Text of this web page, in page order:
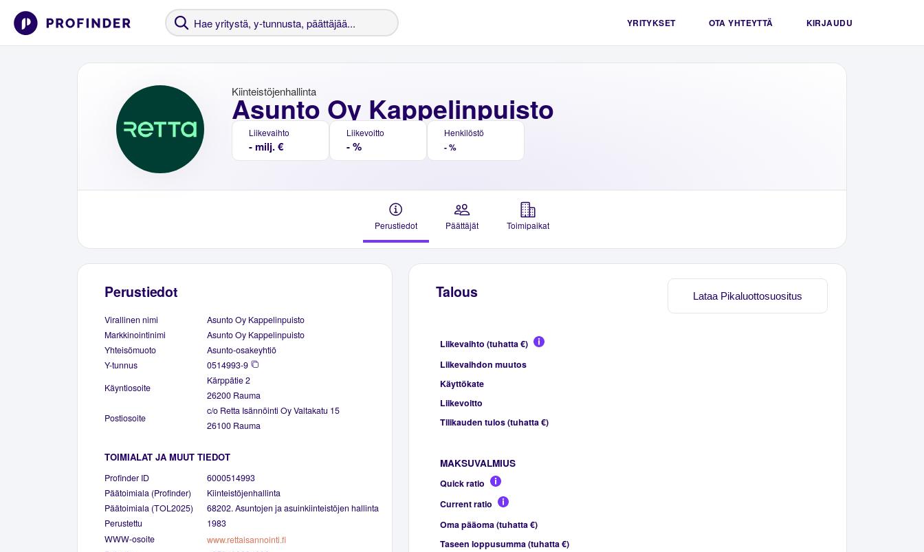
YRITYKSET OTA YHTEYTTÄ KIRJAUDU
Asunto Oy Kappelinpuisto
Kiinteistöjenhallinta
Liikevaihto
- milj. €
Liikevoitto
- %
Henkilöstö
- %
Perustiedot Päättäjät Toimipaikat
Perustiedot
Virallinen nimi
Asunto Oy Kappelinpuisto
Markkinointinimi
Asunto Oy Kappelinpuisto
Yhteisömuoto
Asunto-osakeyhtiö
Y-tunnus
0514993-9
Käyntiosoite
Kärppätie 2
26200 Rauma
Postiosoite
c/o Retta Isännöinti Oy Valtakatu 15
26100 Rauma
TOIMIALAT JA MUUT TIEDOT
Profinder ID
6000514993
Päätoimiala (Profinder)
Kiinteistöjenhallinta
Päätoimiala (TOL2025)
68202. Asuntojen ja asuinkiinteistöjen hallinta
Perustettu
1983
WWW-osoite
www.rettaisannointi.fi
Lataa Pikaluottosuositus
Talous
Liikevaihto (tuhatta €)
Liikevaihdon muutos
Käyttökate
Liikevoitto
Tilikauden tulos (tuhatta €)
MAKSUVALMIUS
Quick ratio
Current ratio
Oma pääoma (tuhatta €)
Taseen loppusumma (tuhatta €)